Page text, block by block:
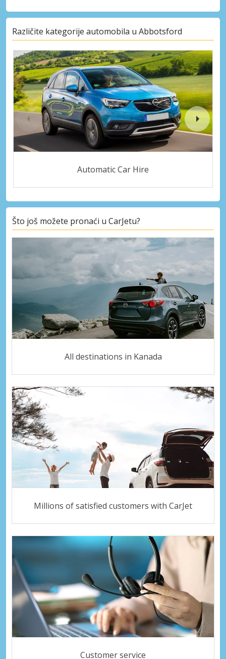
Različite kategorije automobila u Abbotsford
Automatic Car Hire
Što još možete pronaći u CarJetu?
All destinations in Kanada
Millions of satisfied customers with CarJet
Customer service